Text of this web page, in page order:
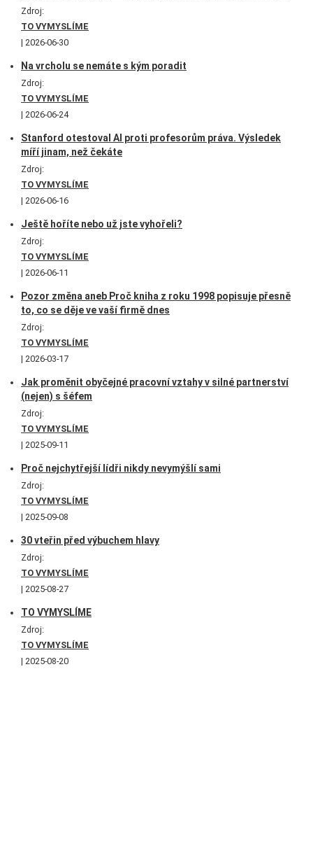
Zdroj:
TO VYMYSLÍME
2026-06-30
Na vrcholu se nemáte s kým poradit
Zdroj:
TO VYMYSLÍME
2026-06-24
Stanford otestoval AI proti profesorům práva. Výsledek
míří jinam, než čekáte
Zdroj:
TO VYMYSLÍME
2026-06-16
Ještě hoříte nebo už jste vyhořeli?
Zdroj:
TO VYMYSLÍME
2026-06-11
Pozor změna aneb Proč kniha z roku 1998 popisuje přesně
to, co se děje ve vaší firmě dnes
Zdroj:
TO VYMYSLÍME
2026-03-17
Jak proměnit obyčejné pracovní vztahy v silné partnerství
(nejen) s šéfem
Zdroj:
TO VYMYSLÍME
2025-09-11
Proč nejchytřejší lídři nikdy nevymýšlí sami
Zdroj:
TO VYMYSLÍME
2025-09-08
30 vteřin před výbuchem hlavy
Zdroj:
TO VYMYSLÍME
2025-08-27
TO VYMYSLÍME
Zdroj:
TO VYMYSLÍME
2025-08-20